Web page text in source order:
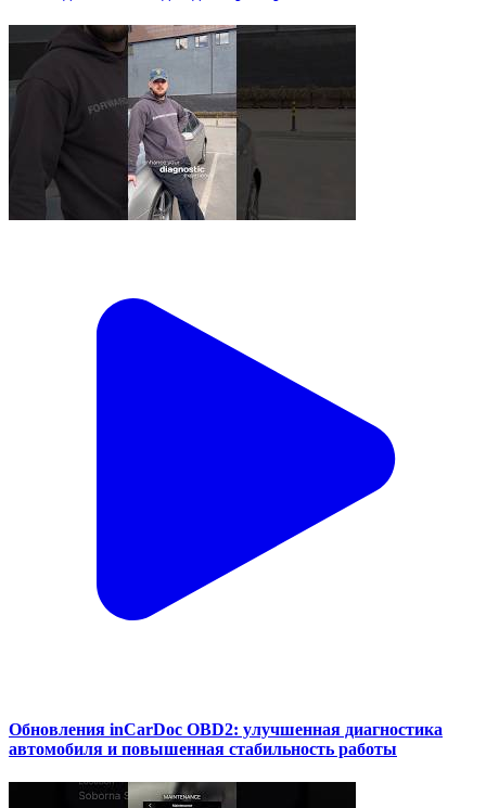
Обновления inCarDoc OBD2: улучшенная диагностика
автомобиля и повышенная стабильность работы